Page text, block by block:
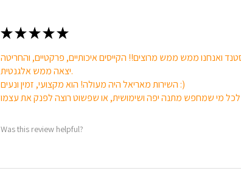
★★★★★
ואנחנו ממש ממש מרוצים!! הקייסים איכותיים, פרקטיים, והחריטה
יצאה ממש אלגנטית.
השירות מאריאל היה מעולה! הוא מקצועי, זמין ונעים :)
Was this review helpful?